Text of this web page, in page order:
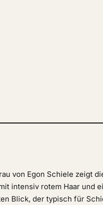
von Egon Schiele zeigt
intensiv rotem Haar und
Blick, der typisch für